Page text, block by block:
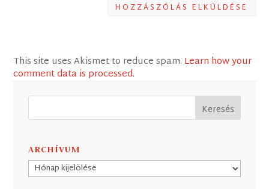
HOZZÁSZÓLÁS ELKÜLDÉSE
This site uses Akismet to reduce spam. Learn how your
comment data is processed.
ARCHÍVUM
Archívum